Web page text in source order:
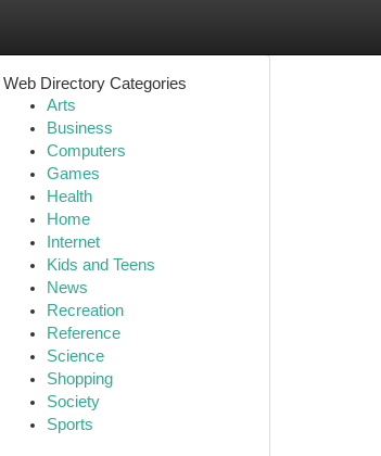
Web Directory Categories
Arts
Business
Computers
Games
Health
Home
Internet
Kids and Teens
News
Recreation
Reference
Science
Shopping
Society
Sports